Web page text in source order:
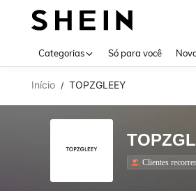
Categorias Só para você
Início / TOPZGLEEY
Clientes